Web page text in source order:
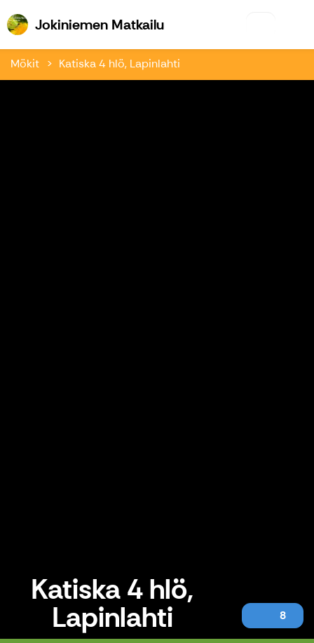
Jokiniemen MatkailuJokiniemen Matkailu
Mökit Katiska 4 hlö, Lapinlahti
Katiska 4 hlö,
Lapinlahti 8
Katiska 4 hlö, Lapinlahti